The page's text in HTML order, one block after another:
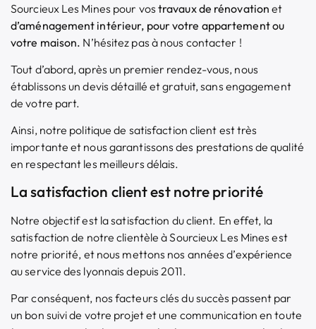
Sourcieux Les Mines pour vos travaux de rénovation et
d’aménagement intérieur, pour votre appartement ou
votre maison. N’hésitez pas à nous contacter !
Tout d’abord, après un premier rendez-vous, nous
établissons un devis détaillé et gratuit, sans engagement
de votre part.
Ainsi, notre politique de satisfaction client est très
importante et nous garantissons des prestations de qualité
en respectant les meilleurs délais.
La satisfaction client est notre priorité
Notre objectif est la satisfaction du client. En effet, la
satisfaction de notre clientèle à Sourcieux Les Mines est
notre priorité, et nous mettons nos années d’expérience
au service des lyonnais depuis 2011.
Par conséquent, nos facteurs clés du succès passent par
un bon suivi de votre projet et une communication en toute